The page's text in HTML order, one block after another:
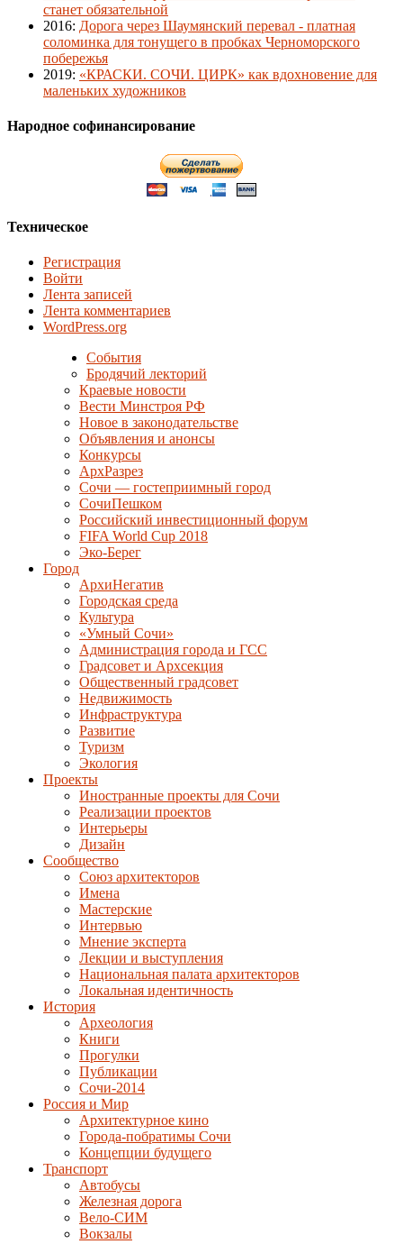
станет обязательной
2016: Дорога через Шаумянский перевал - платная
соломинка для тонущего в пробках Черноморского
побережья
2019: «КРАСКИ. СОЧИ. ЦИРК» как вдохновение для
маленьких художников
Народное софинансирование
Техническое
Регистрация
Войти
Лента записей
Лента комментариев
WordPress.org
События
Бродячий лекторий
Краевые новости
Вести Минстроя РФ
Новое в законодательстве
Объявления и анонсы
Конкурсы
АрхРазрез
Сочи — гостеприимный город
СочиПешком
Российский инвестиционный форум
FIFA World Cup 2018
Эко-Берег
Город
АрхиНегатив
Городская среда
Культура
«Умный Сочи»
Администрация города и ГСС
Градсовет и Архсекция
Общественный градсовет
Недвижимость
Инфраструктура
Развитие
Туризм
Экология
Проекты
Иностранные проекты для Сочи
Реализации проектов
Интерьеры
Дизайн
Сообщество
Союз архитекторов
Имена
Мастерские
Интервью
Мнение эксперта
Лекции и выступления
Национальная палата архитекторов
Локальная идентичность
История
Археология
Книги
Прогулки
Публикации
Сочи-2014
Россия и Мир
Архитектурное кино
Города-побратимы Сочи
Концепции будущего
Транспорт
Автобусы
Железная дорога
Вело-СИМ
Вокзалы